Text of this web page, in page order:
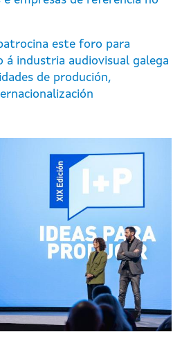
este foro para
á industria audiovisual galega
de produción,